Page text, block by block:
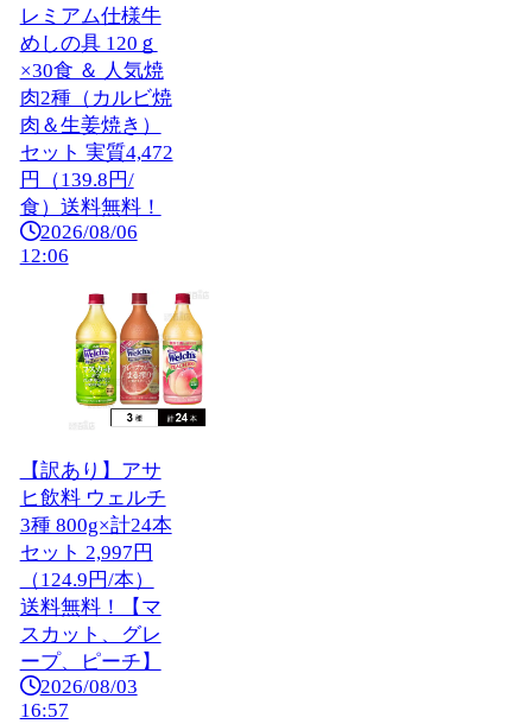
レミアム仕様牛
めしの具 120ｇ
×30食 ＆ 人気焼
肉2種（カルビ焼
肉＆生姜焼き）
セット 実質4,472
円（139.8円/
食）送料無料！
2026/08/06
12:06
【訳あり】アサ
ヒ飲料 ウェルチ
3種 800g×計24本
セット 2,997円
（124.9円/本）
送料無料！【マ
スカット、グレ
ープ、ピーチ】
2026/08/03
16:57